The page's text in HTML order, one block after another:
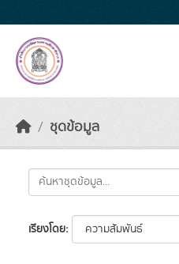
ชุดข้อมูล
เรียงโดย